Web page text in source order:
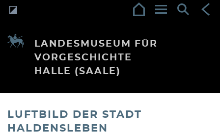
LANDESMUSEUM FÜR
VORGESCHICHTE
HALLE (SAALE)
LUFTBILD DER STADT
HALDENSLEBEN